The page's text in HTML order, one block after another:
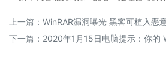
上一篇： WinRAR漏洞曝光 黑客可植入恶
下一篇： 2020年1月15日电脑提示：你的